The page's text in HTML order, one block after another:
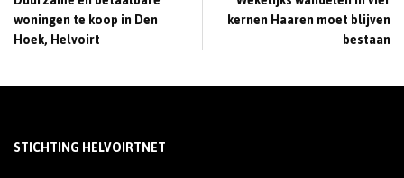
woningen te koop in Den
Hoek, Helvoirt
kernen Haaren moet blijven
bestaan
STICHTING HELVOIRTNET